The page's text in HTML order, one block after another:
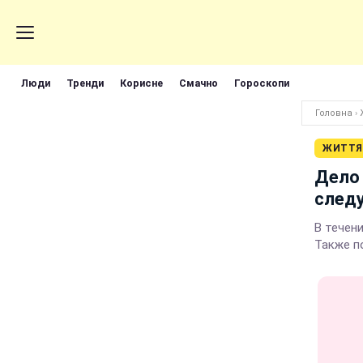
Люди Тренди Корисне Смачно Гороскопи
Головна ›
ЖИТТЯ
Дело
В
Также